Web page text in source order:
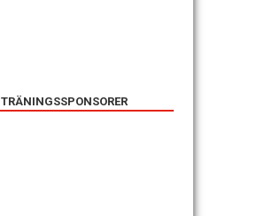
TRÄNINGSSPONSORER